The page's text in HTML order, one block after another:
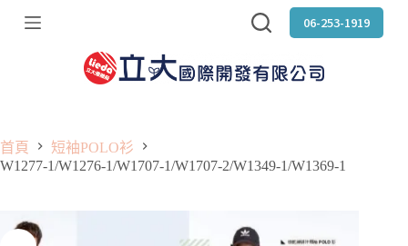
跳
06-253-1919
首頁
短袖POLO衫
W1277-1/W1276-1/W1707-1/W1707-2/W1349-1/W1369-1